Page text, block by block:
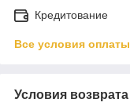
Кредитование
Все условия оплаты
Условия возврата